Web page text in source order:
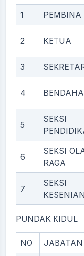
1 PEMBINA
2 KETUA
3
4
5
SEKSI
6
SEKSI
RAGA
7
SEKSI
KESENIAN
PUNDAK KIDUL
NO JABATAN